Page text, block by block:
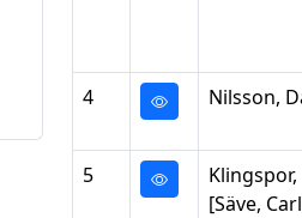
4 Nilsson,
5
[Säve,